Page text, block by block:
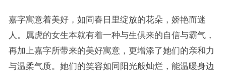
嘉字寓意着美好，如同春日里绽放的花朵，娇艳而迷
人。属虎的女生本就有着一种与生俱来的自信与霸气，
再加上嘉字所带来的美好寓意，更增添了她们的亲和力
与温柔气质。她们的笑容如同阳光般灿烂，能温暖身边